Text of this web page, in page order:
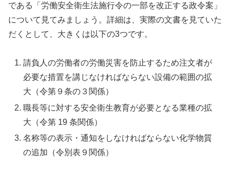
である「労働安全衛生法施行令の一部を改正する政令案」
について見てみましょう。詳細は、実際の文書を見ていた
だくとして、大きくは以下の3つです。
請負人の労働者の労働災害を防止するため注文者が
必要な措置を講じなければならない設備の範囲の拡
大（令第９条の３関係）
職長等に対する安全衛生教育が必要となる業種の拡
大（令第 19 条関係）
名称等の表示・通知をしなければならない化学物質
の追加（令別表９関係）